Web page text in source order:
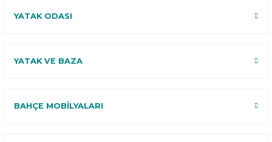
YATAK ODASI
YATAK VE BAZA
BAHÇE MOBİLYALARI